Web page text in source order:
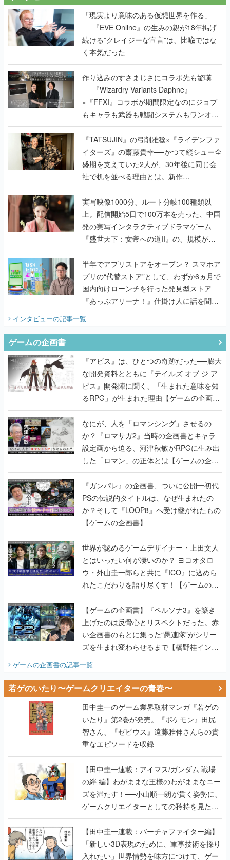
「現実より意味のある仮想世界を作る」
──『EVE Online』の生みの親が18年掲げ
続ける”クレイジーな宣言”は、比喩ではな
く本気だった
作り込みのすさまじさにコラボ先も驚嘆
──『Wizardry Variants Daphne』
×『FFXI』コラボが期間限定なのにジョブ
もキャラも武器も戦闘システムもワンオフ
で作り込まれた理由を両ディレクターに聞
く
『TATSUJIN』の弓削雅稔×『ライデンファ
イターズ』の齋藤貴幸──かつて縦シュー全
盛期を支えていた2人が、30年後に同じ会
社で机を並べる理由とは。新作
『TATSUJIN EXTREME』で初タッグを組
んだレジェンド2人に訊く開発秘話
実写映像1000分、ルート分岐100種類以
上。配信開始5日で100万本を売った、中国
発の実写インタラクティブドラマゲーム
『盛世天下：女帝への道II』の、規模が違
うこだわりをプロデューサーに聞いた
半年でアプリストアをオープン？ スマホア
プリの“代替ストア”として、わずか6ヵ月で
国内向けローンチを行った発見型ストア
『あっぷアリーナ！』仕掛け人に話を聞い
インタビューの記事一覧
ゲームの企画書
『アビス』は、ひとつの奇跡だった──膨大
な開発資料とともに『テイルズ オブ ジ ア
ビス』開発陣に聞く、「生まれた意味を知
るRPG」が生まれた理由【ゲームの企画
書】
なにが、人を「ロマンシング」させるの
か？『ロマサガ2』当時の企画書とキャラ
設定画から迫る、河津秋敏がRPGに生み出
した「ロマン」の正体とは【ゲームの企画
書】
『ガンパレ』の企画書、ついに公開━初代
PSの伝説的タイトルは、なぜ生まれたの
か？そして『LOOP8』へ受け継がれたもの
【ゲームの企画書】
世界が認めるゲームデザイナー・上田文人
とはいったい何が凄いのか？ ヨコオタロ
ウ・外山圭一郎らと共に『ICO』に込めら
れたこだわりを語り尽くす！【ゲームの企
画書】
【ゲームの企画書】『ペルソナ3』を築き
上げたのは反骨心とリスペクトだった。赤
い企画書のもとに集った“愚連隊”がシリー
ズを生まれ変わらせるまで【橋野桂インタ
ゲームの企画書の記事一覧
若ゲのいたり〜ゲームクリエイターの青春〜
田中圭一のゲーム業界取材マンガ『若ゲの
いたり』第2巻が発売。『ポケモン』田尻
智さん、『ゼビウス』遠藤雅伸さんらの貴
重なエピソードを収録
【田中圭一連載：アイマス/ガンダム 戦場
の絆 編】わがままな王様のわがままなニー
ズを満たす！──小山順一朗が貫く姿勢に、
ゲームクリエイターとしての矜持を見た
【若ゲのいたり最終回】
【田中圭一連載：バーチャファイター編】
「新しい3D表現のために、軍事技術を採り
入れたい」世界情勢を味方につけて、ゲー